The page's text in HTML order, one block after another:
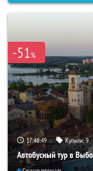
-51%
17:48:48 Купили:9
Автобусный тур в